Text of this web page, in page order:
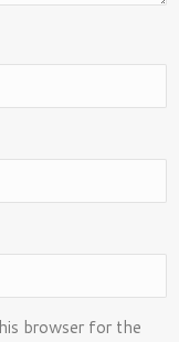
browser for the